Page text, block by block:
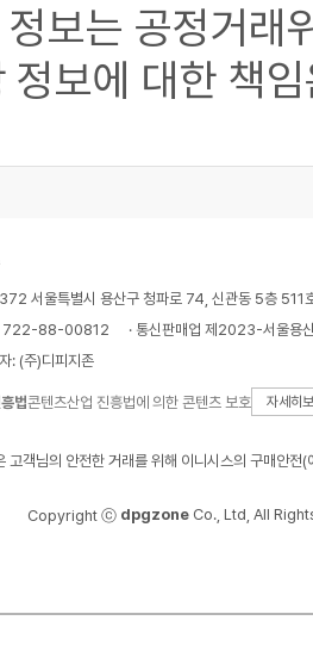
보는 공정거래
정보에 대한 책
서울특별시 용산구 청파로 74, 신관동 5층 511
: 722-88-00812
· 통신판매업 제2023-서울
: (주)디피지존
법콘텐츠산업 진흥법에 의한 콘텐츠 보호 자세히
고객님의 안전한 거래를 위해 이니시스의 구매안전
Copyright ⓒ dpgzone Co., Ltd, All